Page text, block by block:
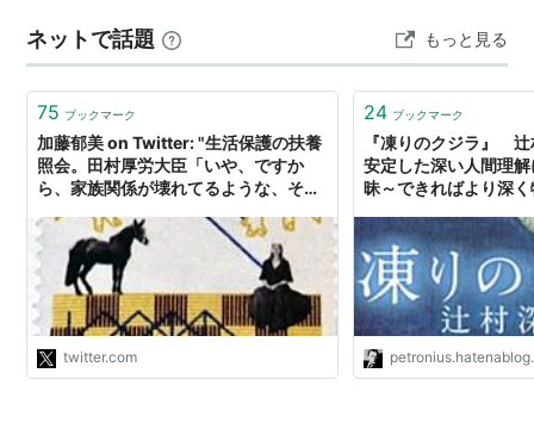
る。 「なぜ働くのか」 「なぜ生きるのか」 こうした問
いに答えようとすることで、 人間は自分の人生を方向
づ…
ネットで話題 もっと見る
75 ブックマーク
加藤郁美 on Twitter: "生活保護の扶養
照会。田村厚労大臣「いや、ですか
ら、家族関係が壊れてるような、そん
んですから」。小池晃議員「壊れてな
いんですよ。壊れてないから、知られ
たくないんですよ」😭この人間理解の
差。菅首相の共…
https://t.co/yngKZn2sLM"
twitter.com
24 ブックマーク
『凍りのクジラ』
安定した深い人間理
昧～できればより深